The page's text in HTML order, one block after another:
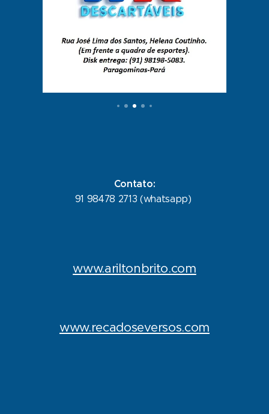
Contato:
91 98478 2713 (whatsapp)
www.ariltonbrito.com
www.recadoseversos.com